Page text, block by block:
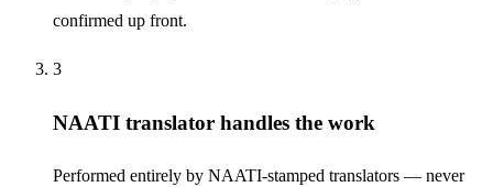
confirmed up front.
3
NAATI translator handles the work
Performed entirely by NAATI-stamped translators — never